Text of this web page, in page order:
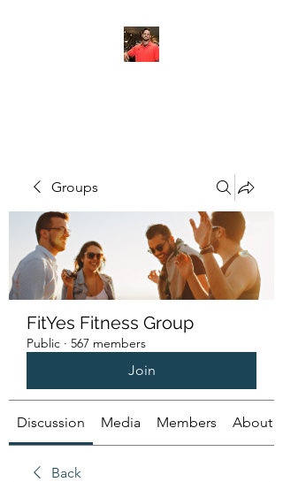
Groups
FitYes Fitness Group
Public · 567 members
Join
Discussion Media Members About
Back